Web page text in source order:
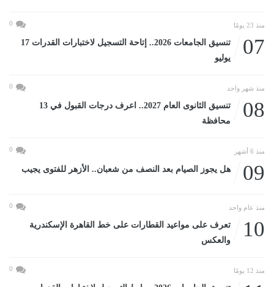
منذ 23 يومًا 0
07
تنسيق الجامعات 2026.. إتاحة التسجيل لاختبارات القدرات 17
يوليو
منذ شهر واحد 0
08
تنسيق الثانوى العام 2027.. اعرف درجات القبول في 13
محافظة
منذ 6 أشهر 0
09 هل يجوز الصيام بعد النصف من شعبان.. الأزهر للفتوى يجيب
منذ عام واحد 0
10
تعرف على مواعيد القطارات على خط القاهرة الإسكندرية
والعكس
منذ 12 يومًا 0